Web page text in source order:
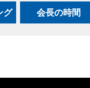
グ 会長の時間